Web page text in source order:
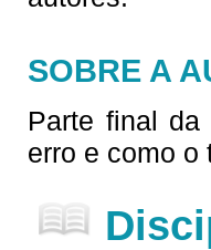
SOBRE A
Parte final
erro e como o